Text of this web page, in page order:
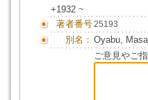
+1932 ~
著者番号25193
別名： Oyabu,
ご意見やご